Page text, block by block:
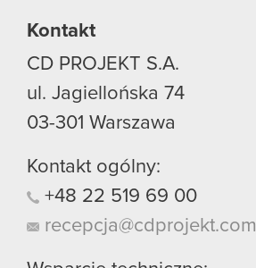
Kontakt
CD PROJEKT S.A.
ul. Jagiellońska 74
03-301 Warszawa
Kontakt ogólny:
+48 22 519 69 00
recepcja@cdprojekt.com